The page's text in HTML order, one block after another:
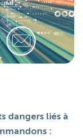
dangers liés à
: